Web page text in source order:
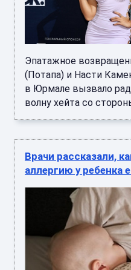
Эпатажное
(Потапа) и Насти
в Юрмале вызвало
волну хейта со
Врачи рассказали,
аллергию у ребенка